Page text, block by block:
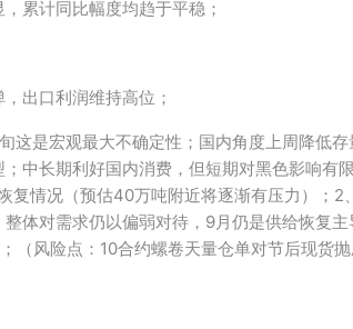
累计同比幅度均趋于平稳；
出口利润维持高位；
是宏观最大不确定性；国内角度上周降低
中长期利好国内消费，但短期对黑色影响
复情况（预估40万吨附近将逐渐有压力）；
体对需求仍以偏弱对待，9月仍是供给恢复
风险点：10合约螺卷天量仓单对节后现货抛